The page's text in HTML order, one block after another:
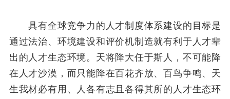
具有全球竞争力的人才制度体系建设的目标是
通过法治、环境建设和评价机制造就有利于人才辈
出的人才生态环境。天将降大任于斯人，不可能降
在人才沙漠，而只能降在百花齐放、百鸟争鸣、天
生我材必有用、人各有志且各得其所的人才生态环